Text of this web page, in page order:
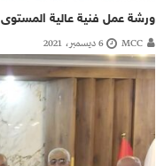
ورشة عمل فنية عالية المستوى
MCC 6 ديسمبر، 2021